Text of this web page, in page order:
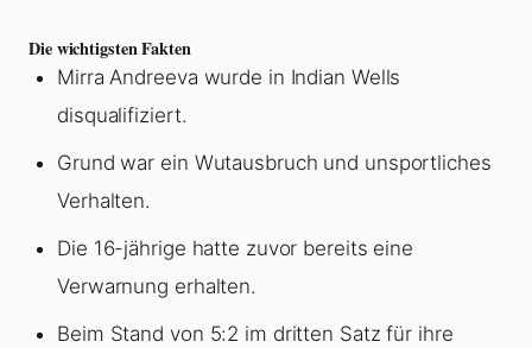
Die wichtigsten Fakten
Mirra Andreeva wurde in Indian Wells
disqualifiziert.
Grund war ein Wutausbruch und unsportliches
Verhalten.
Die 16-jährige hatte zuvor bereits eine
Verwarnung erhalten.
Beim Stand von 5:2 im dritten Satz für ihre